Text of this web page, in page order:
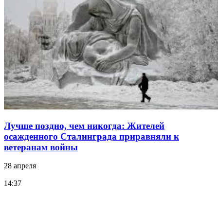
Лучше поздно, чем никогда: Жителей
осажденного Сталинграда приравняли к
ветеранам войны
28 апреля
14:37